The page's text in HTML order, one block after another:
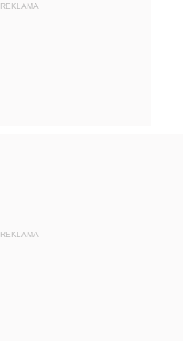
REKLAMA
REKLAMA